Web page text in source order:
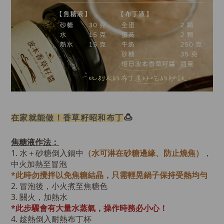
在家就能做！香草籽昭和布丁 🍮
焦糖液作法：
1. 水＋砂糖倒入鍋中 （水可淋在砂糖邊緣、防止燒焦）
，
中火加熱至冒泡
*此時勿攪拌以免焦糖結晶，只需輕晃鍋子保持受熱均勻
2. 冒泡後，小火煮至焦糖色
3. 關火，加熱水
*此步驟會有大量水蒸氣，操作時務必小心！
4. 趁熱倒入耐熱布丁杯